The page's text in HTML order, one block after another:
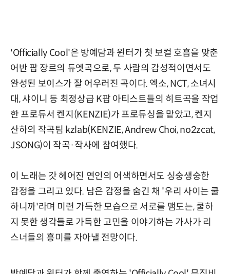
'Officially Cool'은 방예담과 윈터가 첫 보컬 호흡을 맞춘
어반 팝 장르의 듀엣곡으로, 두 사람의 감성적이면서도
완성된 보이스가 잘 어우러진 곡이다. 엑소, NCT, 소녀시
대, 샤이니 등 최정상급 K팝 아티스트들의 히트곡을 작업
한 프로듀서 켄지(KENZIE)가 프로듀싱을 맡았고, 켄지
산하의 작곡팀 kzlab(KENZIE, Andrew Choi, no2zcat,
JSONG)이 작곡·작사에 참여했다.
이 노래는 갓 헤어진 연인의 어색하면서도 싱숭생숭한
감정을 그리고 있다. 남은 감정을 숨긴 채 '우리 사이는 쿨
하니까'라며 미련 가득한 모습으로 서로를 맴도는, 쿨하
지 못한 생각들로 가득한 고민을 이야기하는 가사가 리
스너들의 흥미를 자아낼 전망이다.